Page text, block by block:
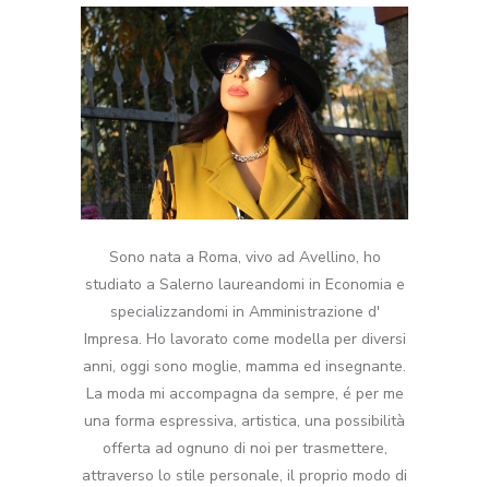
Sono nata a Roma, vivo ad Avellino, ho
studiato a Salerno laureandomi in Economia e
specializzandomi in Amministrazione d'
Impresa. Ho lavorato come modella per diversi
anni, oggi sono moglie, mamma ed insegnante.
La moda mi accompagna da sempre, é per me
una forma espressiva, artistica, una possibilità
offerta ad ognuno di noi per trasmettere,
attraverso lo stile personale, il proprio modo di